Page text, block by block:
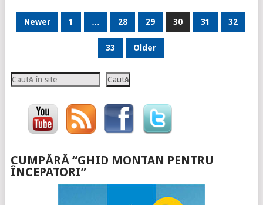
PAGINAȚIE
Newer 1 … 28 29 30 31 32
33 Older
Caută Caută
CUMPĂRĂ “GHID MONTAN PENTRU
ÎNCEPATORI”